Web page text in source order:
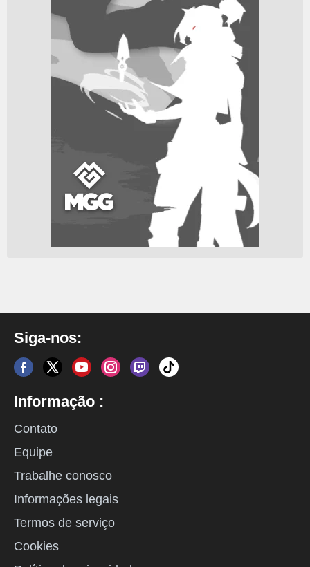
Siga-nos:
Informação :
Contato
Equipe
Trabalhe conosco
Informações legais
Termos de serviço
Cookies